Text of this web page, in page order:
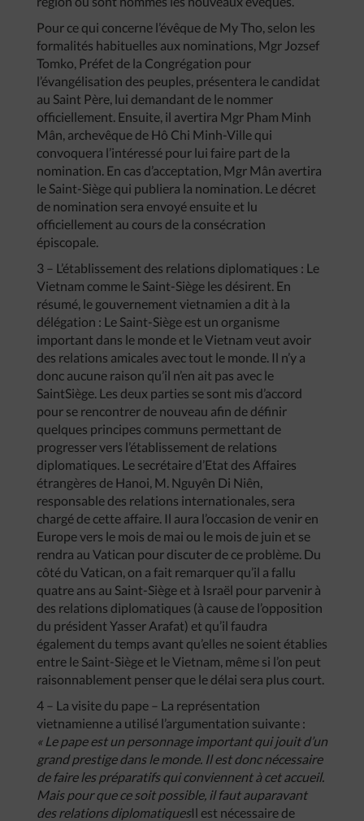
Pour ce qui concerne l’évêque de My Tho, selon les
formalités habituelles aux nominations, Mgr Jozsef
Tomko, Préfet de la Congrégation pour
l’évangélisation des peuples, présentera le candidat
au Saint Père, lui demandant de le nommer
officiellement. Ensuite, il avertira Mgr Pham Minh
Mân, archevêque de Hô Chi Minh-Ville qui
convoquera l’intéressé pour lui faire part de la
nomination. En cas d’acceptation, Mgr Mân avertira
le Saint-Siège qui publiera la nomination. Le décret
de nomination sera envoyé ensuite et lu
officiellement au cours de la consécration
épiscopale.
3 – L’établissement des relations diplomatiques : Le
Vietnam comme le Saint-Siège les désirent. En
résumé, le gouvernement vietnamien a dit à la
délégation : Le Saint-Siège est un organisme
important dans le monde et le Vietnam veut avoir
des relations amicales avec tout le monde. Il n’y a
donc aucune raison qu’il n’en ait pas avec le
SaintSiège. Les deux parties se sont mis d’accord
pour se rencontrer de nouveau afin de définir
quelques principes communs permettant de
progresser vers l’établissement de relations
diplomatiques. Le secrétaire d’Etat des Affaires
étrangères de Hanoi, M. Nguyên Di Niên,
responsable des relations internationales, sera
chargé de cette affaire. Il aura l’occasion de venir en
Europe vers le mois de mai ou le mois de juin et se
rendra au Vatican pour discuter de ce problème. Du
côté du Vatican, on a fait remarquer qu’il a fallu
quatre ans au Saint-Siège et à Israël pour parvenir à
des relations diplomatiques (à cause de l’opposition
du président Yasser Arafat) et qu’il faudra
également du temps avant qu’elles ne soient établies
entre le Saint-Siège et le Vietnam, même si l’on peut
raisonnablement penser que le délai sera plus court.
4 – La visite du pape – La représentation
vietnamienne a utilisé l’argumentation suivante :
« Lepapeest un personnage importantquijouitd’un
grandprestigedans lemonde. Ilestdoncnécessaire
de faire lespréparatifsquiconviennentàcetaccueil.
Maispourquecesoitpossible, ilfautauparavant
desrelationsdiplomatiquesIl est nécessaire de